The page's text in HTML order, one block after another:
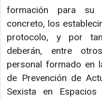
formación para su
concreto, los
protocolo, y por
deberán, entre
personal formado en
de Prevención de
Sexista en